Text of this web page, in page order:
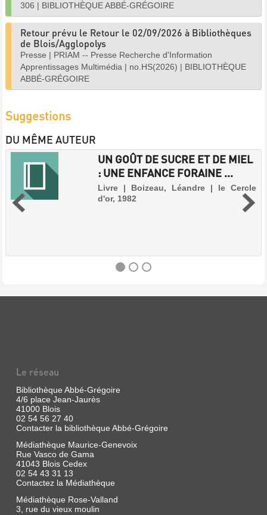
306 | BIBLIOTHÈQUE ABBÉ-GRÉGOIRE
Retour prévu le Retour le 02/09/2026 à Bibliothèques
de Blois/Agglopolys
Presse | PRIAM -- Presse Recherche d'Information
Apprentissages Multimédia | no.HS(2026) | BIBLIOTHÈQUE
ABBÉ-GRÉGOIRE
Suggestions
DU MÊME AUTEUR
UN GOÛT DE SUCRE ET DE MIEL
: UNE ENFANCE FORAINE ...
Livre | Boizeau, Léandre | le Cercle
d'or, 1982
DE
MIEL
:
UNE
ENFANCE
FORAINE
...
Livre
Boizeau,
Léandre
Le réseau
Bibliothèque Abbé-Grégoire
4/6 place Jean-Jaurès
41000 Blois
02 54 56 27 40
Contacter la bibliothèque Abbé-Grégoire
Médiathèque Maurice-Genevoix
Rue Vasco de Gama
41043 Blois Cedex
02 54 43 31 13
Contactez la Médiathèque
Médiathèque Rose-Valland
3, rue du vieux moulin